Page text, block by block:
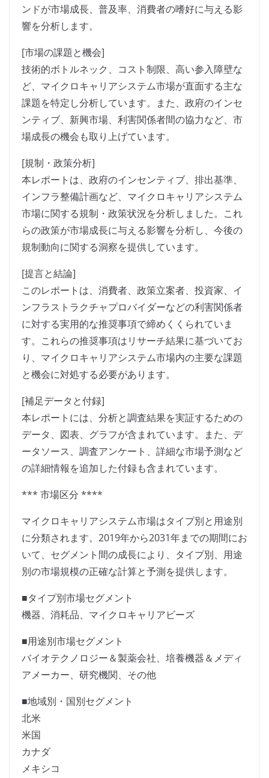
ンドが市場成長、普及率、消費者の嗜好に与える影
響を分析します。
[市場の課題と機会]
技術的ボトルネック、コスト制限、高い参入障壁な
ど、マイクロキャリアシステム市場が直面する主な
課題を特定し分析しています。また、政府のインセ
ンティブ、新興市場、利害関係者間の協力など、市
場成長の機会も取り上げています。
[規制・政策分析]
本レポートは、政府のインセンティブ、排出基準、
インフラ整備計画など、マイクロキャリアシステム
市場に関する規制・政策状況を分析しました。これ
らの政策が市場成長に与える影響を分析し、今後の
規制動向に関する洞察を提供しています。
[提言と結論]
このレポートは、消費者、政策立案者、投資家、イ
ンフラストラクチャプロバイダーなどの利害関係者
に対する実用的な推奨事項で締めくくられていま
す。これらの推奨事項はリサーチ結果に基づいてお
り、マイクロキャリアシステム市場内の主要な課題
と機会に対処する必要があります。
[補足データと付録]
本レポートには、分析と調査結果を実証するための
データ、図表、グラフが含まれています。また、デ
ータソース、調査アンケート、詳細な市場予測など
の詳細情報を追加した付録も含まれています。
*** 市場区分 ****
マイクロキャリアシステム市場はタイプ別と用途別
に分類されます。2019年から2031年までの期間にお
いて、セグメント間の成長により、タイプ別、用途
別の市場規模の正確な計算と予測を提供します。
■タイプ別市場セグメント
機器、消耗品、マイクロキャリアビーズ
■用途別市場セグメント
バイオテクノロジー＆製薬会社、培養機器＆メディ
アメーカー、研究機関、その他
■地域別・国別セグメント
北米
米国
カナダ
メキシコ